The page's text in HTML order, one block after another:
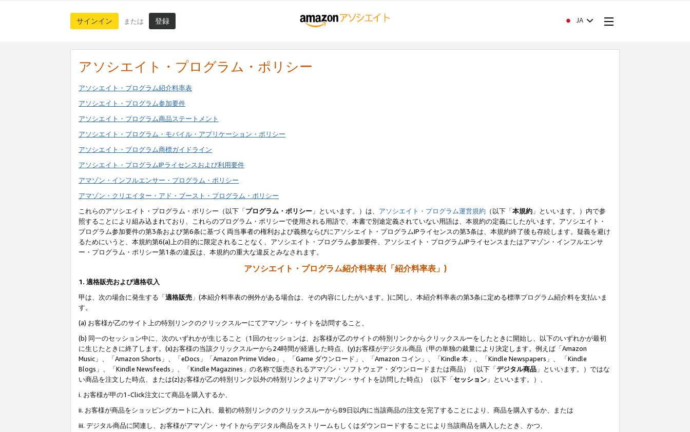
サインイン または 登録 JA
アソシエイト・プログラム・ポリシー
アソシエイト・プログラム紹介料率表
アソシエイト・プログラム参加要件
アソシエイト・プログラム商品ステートメント
アソシエイト・プログラム・モバイル・アプリケーション・ポリシー
アソシエイト・プログラム商標ガイドライン
アソシエイト・プログラムIPライセンスおよび利用要件
アマゾン・インフルエンサー・プログラム・ポリシー
アマゾン・クリエイター・アド・ブースト・プログラム・ポリシー
これらのアソシエイト・プログラム・ポリシー（以下「プログラム・ポリシー 」といいます。）は、 アソシエイト・プログラム運営規約 （以下「本規約 」といいます。）内で参
照することにより組み込まれており、これらのプログラム・ポリシーで使用される用語で、本書で別途定義されていない用語は、本規約の定義にしたがいます。アソシエイト・
プログラム参加要件の第3条および第6条に基づく両当事者の権利および義務ならびにアソシエイト・プログラムIPライセンスの第3条は、本規約終了後も存続します。疑義を避け
るためにいうと、本規約第6(a)上の目的に限定されることなく、アソシエイト・プログラム参加要件、アソシエイト・プログラムIPライセンスまたはアマゾン・インフルエンサ
ー・プログラム・ポリシー第1条の違反は、本規約の重大な違反とみなされます。
アソシエイト・プログラム紹介料率表(「紹介料率表」)
1. 適格販売および適格収入
甲は、次の場合に発生する「適格販売 」(本紹介料率表の例外がある場合は、その内容にしたがいます。)に関し、本紹介料率表の第3条に定める標準プログラム紹介料を支払いま
す。
(a) お客様が乙のサイト上の特別リンクのクリックスルーにてアマゾン・サイトを訪問すること、
(b) 同一のセッション中に、次のいずれかが生じること（1回のセッションは、お客様が乙のサイトの特別リンクからクリックスルーをしたときに開始し、以下のいずれかが最初
に生じたときに終了します。(x)お客様の当該クリックスルーから24時間が経過した時点、(y)お客様がデジタル商品（甲の単独の裁量により決定します。例えば「Amazon
Music」、「Amazon Shorts」、「eDocs」「Amazon Prime Video」、「Game ダウンロード」、「Amazon コイン」、「Kindle 本」、「Kindle Newspapers」、 「Kindle
Blogs」、「Kindle Newsfeeds」、「Kindle Magazines」の名称で販売されるアマゾン・ソフトウェア・ダウンロードまたは商品）（以下「デジタル商品 」といいます。）ではな
い商品を注文した時点、または(z)お客様が乙の特別リンク以外の特別リンクよりアマゾン・サイトを訪問した時点）（以下「セッション 」といいます。）、
i. お客様が甲の1-Click注文にて商品を購入するか、
ii. お客様が商品をショッピングカートに入れ、最初の特別リンクのクリックスルーから89日以内に当該商品の注文を完了することにより、商品を購入するか、または
iii. デジタル商品に関連し、お客様がアマゾン・サイトからデジタル商品をストリームもしくはダウンロードすることにより当該商品を購入したとき、かつ、